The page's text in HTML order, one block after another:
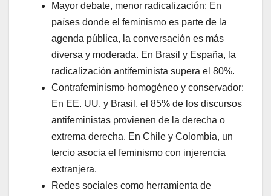
Mayor debate, menor radicalización: En
países donde el feminismo es parte de la
agenda pública, la conversación es más
diversa y moderada. En Brasil y España, la
radicalización antifeminista supera el 80%.
Contrafeminismo homogéneo y conservador:
En EE. UU. y Brasil, el 85% de los discursos
antifeministas provienen de la derecha o
extrema derecha. En Chile y Colombia, un
tercio asocia el feminismo con injerencia
extranjera.
Redes sociales como herramienta de